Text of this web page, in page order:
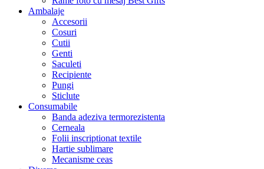
Ambalaje
Accesorii
Cosuri
Cutii
Genti
Saculeti
Recipiente
Pungi
Sticlute
Consumabile
Banda adeziva termorezistenta
Cerneala
Folii inscriptionat textile
Hartie sublimare
Mecanisme ceas